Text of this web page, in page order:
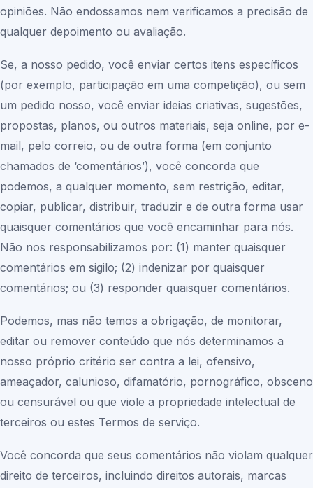
opiniões. Não endossamos nem verificamos a precisão de
qualquer depoimento ou avaliação.
Se, a nosso pedido, você enviar certos itens específicos
(por exemplo, participação em uma competição), ou sem
um pedido nosso, você enviar ideias criativas, sugestões,
propostas, planos, ou outros materiais, seja online, por e-
mail, pelo correio, ou de outra forma (em conjunto
chamados de ‘comentários’), você concorda que
podemos, a qualquer momento, sem restrição, editar,
copiar, publicar, distribuir, traduzir e de outra forma usar
quaisquer comentários que você encaminhar para nós.
Não nos responsabilizamos por: (1) manter quaisquer
comentários em sigilo; (2) indenizar por quaisquer
comentários; ou (3) responder quaisquer comentários.
Podemos, mas não temos a obrigação, de monitorar,
editar ou remover conteúdo que nós determinamos a
nosso próprio critério ser contra a lei, ofensivo,
ameaçador, calunioso, difamatório, pornográfico, obsceno
ou censurável ou que viole a propriedade intelectual de
terceiros ou estes Termos de serviço.
Você concorda que seus comentários não violam qualquer
direito de terceiros, incluindo direitos autorais, marcas